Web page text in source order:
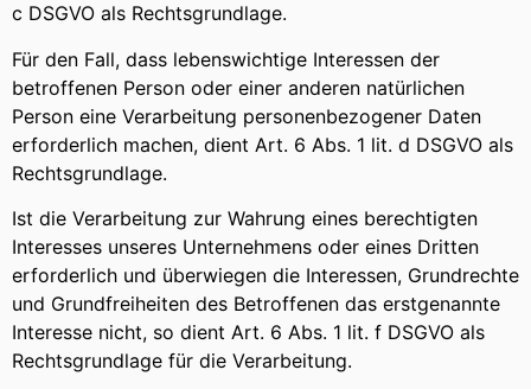
c DSGVO als Rechtsgrundlage.
Für den Fall, dass lebenswichtige Interessen der
betroffenen Person oder einer anderen natürlichen
Person eine Verarbeitung personenbezogener Daten
erforderlich machen, dient Art. 6 Abs. 1 lit. d DSGVO als
Rechtsgrundlage.
Ist die Verarbeitung zur Wahrung eines berechtigten
Interesses unseres Unternehmens oder eines Dritten
erforderlich und überwiegen die Interessen, Grundrechte
und Grundfreiheiten des Betroffenen das erstgenannte
Interesse nicht, so dient Art. 6 Abs. 1 lit. f DSGVO als
Rechtsgrundlage für die Verarbeitung.